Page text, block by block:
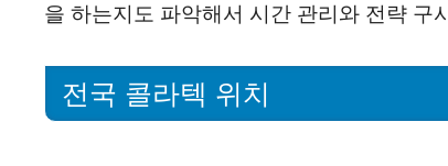
을 하는지도 파악해서 시간 관리와 전략 구
전국 콜라텍 위치